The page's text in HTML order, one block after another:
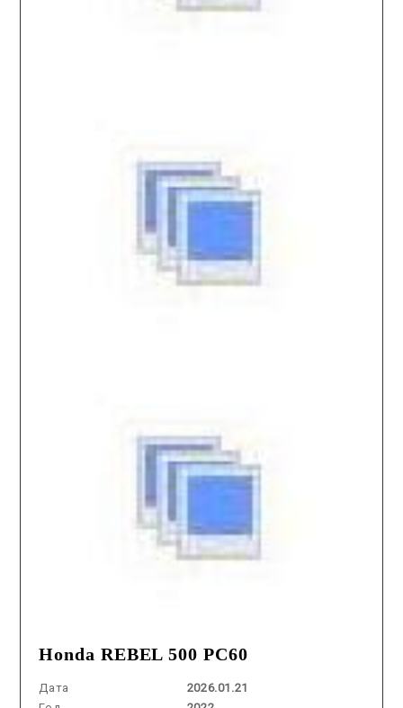
Honda REBEL 500 PC60
Дата
2026.01.21